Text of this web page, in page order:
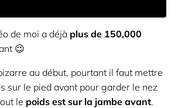
de moi a déjà plus de 150,000
😉
au début, pourtant il faut mettre
sur le pied avant pour garder le nez
le poids est sur la jambe avant.